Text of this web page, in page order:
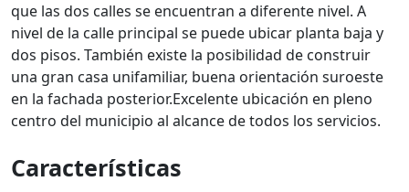
que las dos calles se encuentran a diferente nivel. A
nivel de la calle principal se puede ubicar planta baja y
dos pisos. También existe la posibilidad de construir
una gran casa unifamiliar, buena orientación suroeste
en la fachada posterior.Excelente ubicación en pleno
centro del municipio al alcance de todos los servicios.
Características